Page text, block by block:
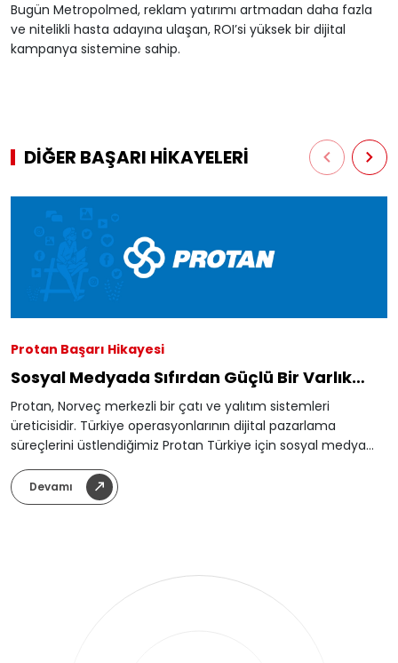
Bugün Metropolmed, reklam yatırımı artmadan daha fazla
ve nitelikli hasta adayına ulaşan, ROI’si yüksek bir dijital
kampanya sistemine sahip.
DİĞER BAŞARI HİKAYELERİ
Protan Başarı Hikayesi
Sosyal Medyada Sıfırdan Güçlü Bir Varlık
Yaratmak
Protan, Norveç merkezli bir çatı ve yalıtım sistemleri
üreticisidir. Türkiye operasyonlarının dijital pazarlama
süreçlerini üstlendiğimiz Protan Türkiye için sosyal medya
yönetimi, reklam planlaması ve performans
ölçümlemeleriyle güçlü ve istikrarlı bir büyüme sağladık.
Küresel markanın güçlü kurumsal imajını, Türkiye pazarı için
Devamı